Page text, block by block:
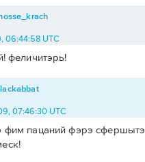
06:44:58 UTC
феличитэрь!
07:46:30 UTC
фим пацаний фэрэ сфершытэ